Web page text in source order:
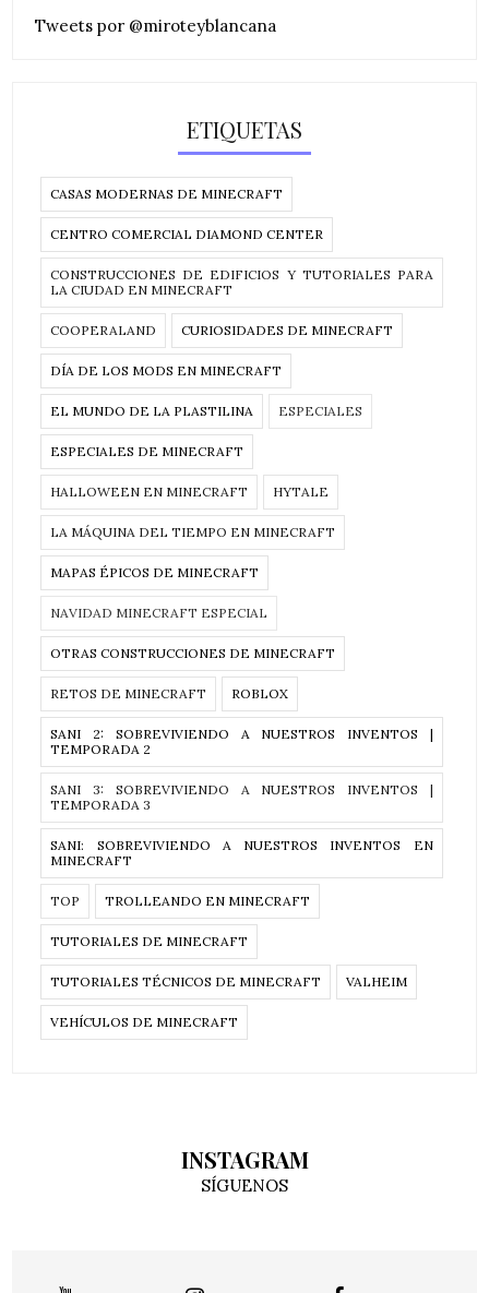
Tweets por @miroteyblancana
ETIQUETAS
CASAS MODERNAS DE MINECRAFT
CENTRO COMERCIAL DIAMOND CENTER
CONSTRUCCIONES DE EDIFICIOS Y TUTORIALES PARA
LA CIUDAD EN MINECRAFT
COOPERALAND CURIOSIDADES DE MINECRAFT
DÍA DE LOS MODS EN MINECRAFT
EL MUNDO DE LA PLASTILINA ESPECIALES
ESPECIALES DE MINECRAFT
HALLOWEEN EN MINECRAFT HYTALE
LA MÁQUINA DEL TIEMPO EN MINECRAFT
MAPAS ÉPICOS DE MINECRAFT
NAVIDAD MINECRAFT ESPECIAL
OTRAS CONSTRUCCIONES DE MINECRAFT
RETOS DE MINECRAFT ROBLOX
SANI 2: SOBREVIVIENDO A NUESTROS INVENTOS |
TEMPORADA 2
SANI 3: SOBREVIVIENDO A NUESTROS INVENTOS |
TEMPORADA 3
SANI: SOBREVIVIENDO A NUESTROS INVENTOS EN
MINECRAFT
TOP TROLLEANDO EN MINECRAFT
TUTORIALES DE MINECRAFT
TUTORIALES TÉCNICOS DE MINECRAFT VALHEIM
VEHÍCULOS DE MINECRAFT
INSTAGRAM
SÍGUENOS